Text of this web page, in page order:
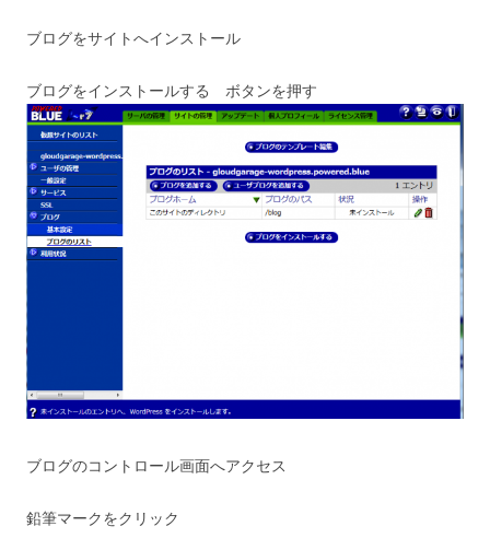
ブログをサイトへインストール
ブログをインストールする ボタンを押す
ブログのコントロール画面へアクセス
鉛筆マークをクリック